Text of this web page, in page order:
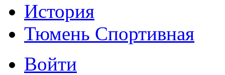
История
Тюмень Спортивная
Войти